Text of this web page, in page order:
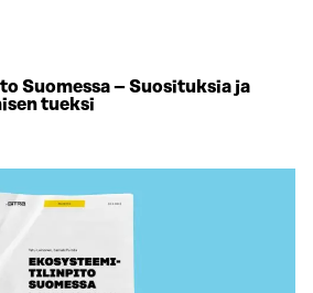
Suomessa – Suosituksia ja
tueksi